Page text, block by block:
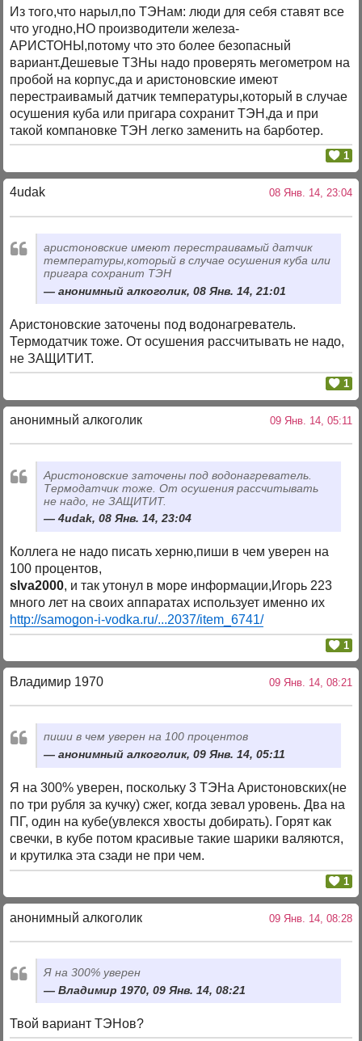
Из того,что нарыл,по ТЭНам: люди для себя ставят все
что угодно,НО производители железа-
АРИСТОНЫ,потому что это более безопасный
вариант.Дешевые ТЗНы надо проверять мегометром на
пробой на корпус,да и аристоновские имеют
перестраивамый датчик температуры,который в случае
осушения куба или пригара сохранит ТЭН,да и при
такой компановке ТЭН легко заменить на барботер.
1
4udak 08 Янв. 14, 23:04
аристоновские имеют перестраивамый датчик
температуры,который в случае осушения куба или
пригара сохранит ТЭН
анонимный алкоголик, 08 Янв. 14, 21:01
Аристоновские заточены под водонагреватель.
Термодатчик тоже. От осушения рассчитывать не надо,
не ЗАЩИТИТ.
1
анонимный алкоголик 09 Янв. 14, 05:11
Аристоновские заточены под водонагреватель.
Термодатчик тоже. От осушения рассчитывать
не надо, не ЗАЩИТИТ.
4udak, 08 Янв. 14, 23:04
Коллега не надо писать херню,пиши в чем уверен на
100 процентов,
slva2000, и так утонул в море информации,Игорь 223
много лет на своих аппаратах использует именно их
http://samogon-i-vodka.ru/...2037/item_6741/
1
Владимир 1970 09 Янв. 14, 08:21
пиши в чем уверен на 100 процентов
анонимный алкоголик, 09 Янв. 14, 05:11
Я на 300% уверен, поскольку 3 ТЭНа Аристоновских(не
по три рубля за кучку) сжег, когда зевал уровень. Два на
ПГ, один на кубе(увлекся хвосты добирать). Горят как
свечки, в кубе потом красивые такие шарики валяются,
и крутилка эта сзади не при чем.
1
анонимный алкоголик 09 Янв. 14, 08:28
Я на 300% уверен
Владимир 1970, 09 Янв. 14, 08:21
Твой вариант ТЭНов?